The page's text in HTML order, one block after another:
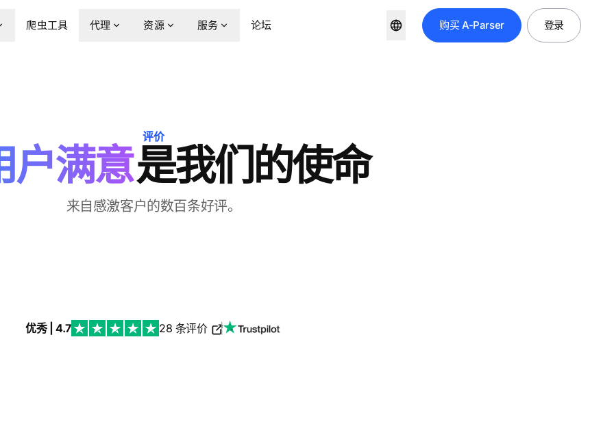
爬虫工具 代理 资源 服务 论坛 购买 A-Parser 登录
评价
户满意是我们的使命
来自感激客户的数百条好评。
优秀 | 4.7 28 条评价 |